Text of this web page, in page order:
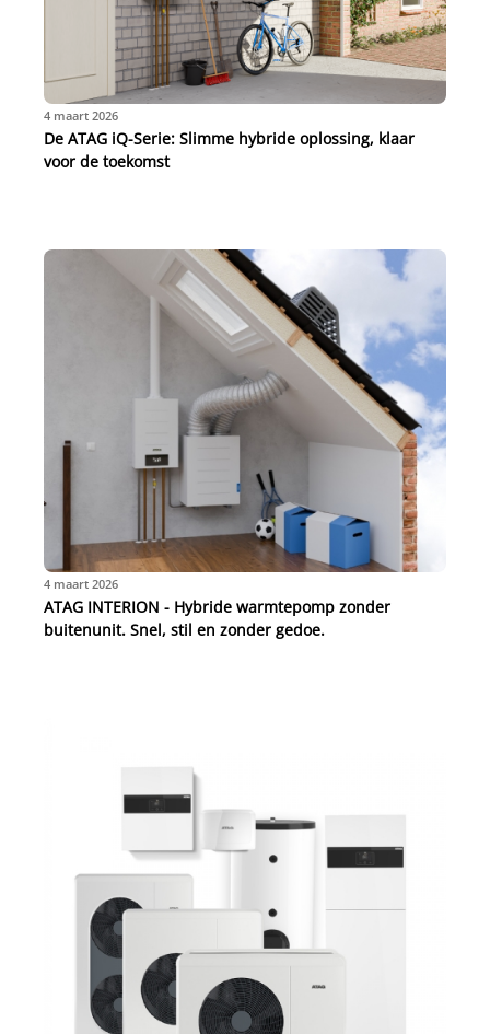
De ATAG iQ-Serie: Slimme hybride oplossing, klaar
voor de toekomst
4 maart 2026
ATAG INTERION - Hybride warmtepomp zonder
buitenunit. Snel, stil en zonder gedoe.
4 maart 2026